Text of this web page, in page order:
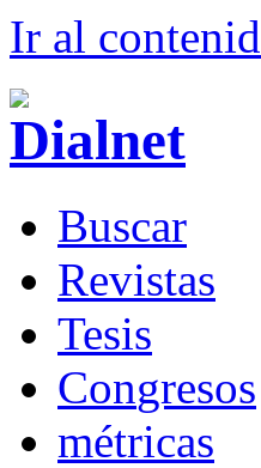
Ir al contenid
Buscar
Revistas
Tesis
Congresos
métricas